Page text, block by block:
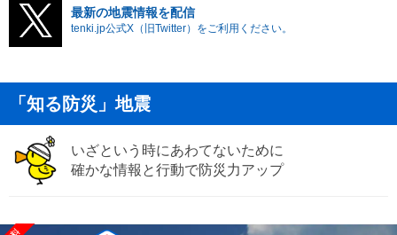
最新の地震情報を配信
tenki.jp公式X（旧Twitter）をご利用ください。
「知る防災」地震
いざという時にあわてないために
確かな情報と行動で防災力アップ